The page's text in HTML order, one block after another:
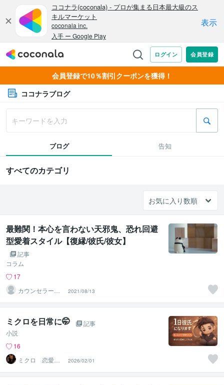
会員登録で10％割引クーポンを獲得！
ココナラブログ
ブログ 告知
すべてのカテゴリ
最難関！本心を言わない天邪鬼、恐れ回避
型愛着スタイル【復縁/彼氏/彼女】
記事
コラム
17
カウンセラー佐
藤愛
2021/08/13
ミクロを日常に🤭
記事
小説
16
ミクロ 恋愛経
験豊富な関西兄
さん
2026/02/01